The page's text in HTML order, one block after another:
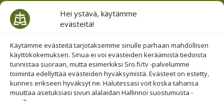
Hei ystävä, käytämme
evästeitä!
Käytämme evästeitä tarjotaksemme sinulle parhaan mahdollisen
käyttökokemuksen. Sinua ei voi evästeiden keräämistä tiedoista
tunnistaa suoraan, mutta esimerkiksi Sro.fi/tv -palvelumme
toiminta edellyttää evästeiden hyväksymistä. Evästeet on estetty,
kunnes erikseen hyväksyt ne. Halutessasi voit koska tahansa
muuttaa asetuksiasi sivun alalaidan Hallinnoi suostumusta -
Evästesuostumus
Hallinnoi evästeitä
Etsi sivuiltamme